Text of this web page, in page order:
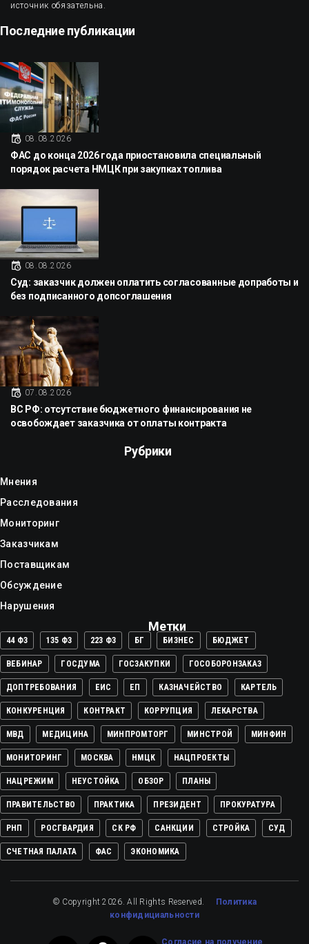
источник обязательна.
Последние публикации
08.08.2026
ФАС до конца 2026 года приостановила специальный
порядок расчета НМЦК при закупках топлива
08.08.2026
Суд: заказчик должен оплатить согласованные допработы и
без подписанного допсоглашения
07.08.2026
ВС РФ: отсутствие бюджетного финансирования не
освобождает заказчика от оплаты контракта
Рубрики
Мнения
Расследования
Мониторинг
Заказчикам
Поставщикам
Обсуждение
Нарушения
Метки
44 ФЗ 135 ФЗ 223 ФЗ БГ БИЗНЕС БЮДЖЕТ
ВЕБИНАР ГОСДУМА ГОСЗАКУПКИ ГОСОБОРОНЗАКАЗ
ДОПТРЕБОВАНИЯ ЕИС ЕП КАЗНАЧЕЙСТВО КАРТЕЛЬ
КОНКУРЕНЦИЯ КОНТРАКТ КОРРУПЦИЯ ЛЕКАРСТВА
МВД МЕДИЦИНА МИНПРОМТОРГ МИНСТРОЙ МИНФИН
МОНИТОРИНГ МОСКВА НМЦК НАЦПРОЕКТЫ
НАЦРЕЖИМ НЕУСТОЙКА ОБЗОР ПЛАНЫ
ПРАВИТЕЛЬСТВО ПРАКТИКА ПРЕЗИДЕНТ ПРОКУРАТУРА
РНП РОСГВАРДИЯ СК РФ САНКЦИИ СТРОЙКА СУД
СЧЕТНАЯ ПАЛАТА ФАС ЭКОНОМИКА
© Copyright 2026. All Rights Reserved.
Политика
конфидициальности
Cогласие на получение